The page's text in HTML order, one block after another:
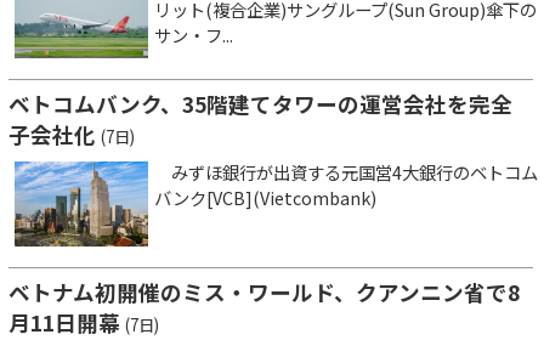
リット(複合企業)サングループ(Sun Group)傘下の
サン・フ...
ベトコムバンク、35階建てタワーの運営会社を完全
子会社化 (7日)
みずほ銀行が出資する元国営4大銀行のベトコム
バンク[VCB](Vietcombank)
ベトナム初開催のミス・ワールド、クアンニン省で8
月11日開幕 (7日)